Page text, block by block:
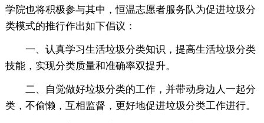
学院也将积极参与其中，恒温志愿者服务队为促进垃圾分
类模式的推行作出如下倡议：
一、认真学习生活垃圾分类知识，提高生活垃圾分类
技能，实现分类质量和准确率双提升。
二、自觉做好垃圾分类的工作，并带动身边人一起分
类，不偷懒，互相监督，更好地促进垃圾分类工作进行。